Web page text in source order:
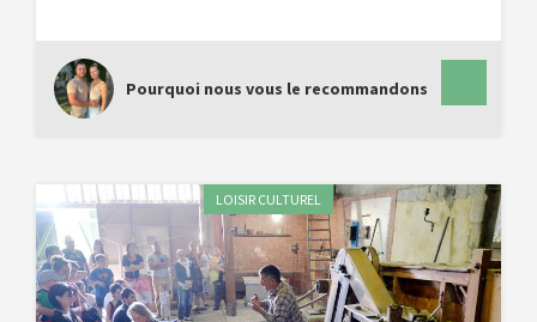
Pourquoi nous vous le recommandons
LOISIR CULTUREL